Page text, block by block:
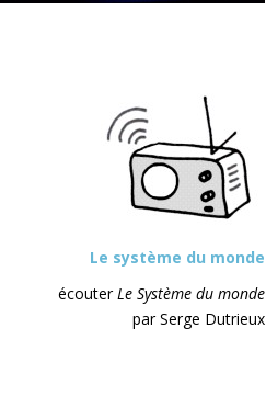
Le système du monde
écouterLe Système du monde
par Serge Dutrieux